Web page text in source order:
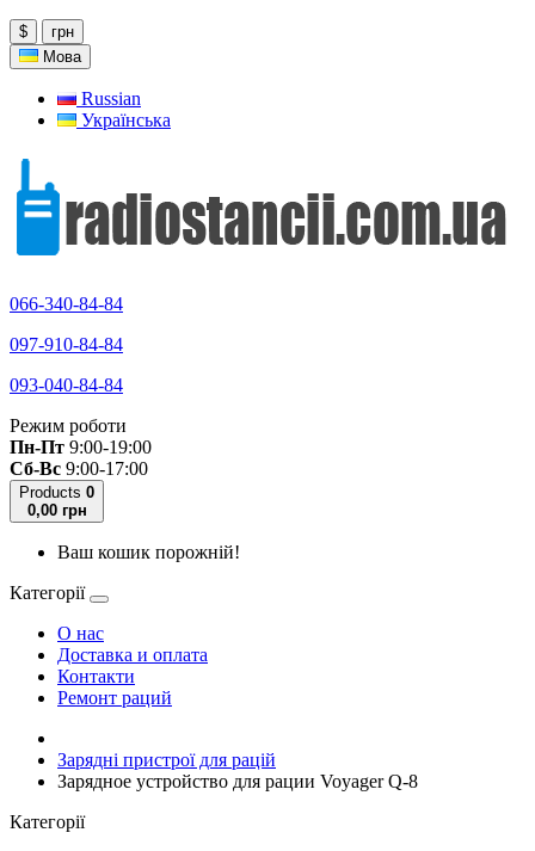
$
грн
Мова
Russian
Українська
066-340-84-84
097-910-84-84
093-040-84-84
Режим роботи
Пн-Пт 9:00-19:00
Сб-Вс 9:00-17:00
Products 0
0,00 грн
Ваш кошик порожній!
Категорії
О нас
Доставка и оплата
Контакти
Ремонт раций
Зарядні пристрої для рацій
Зарядное устройство для рации Voyager Q-8
Категорії